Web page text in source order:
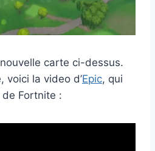
carte ci-dessus.
voici la video d’Epic, qui
Fortnite :